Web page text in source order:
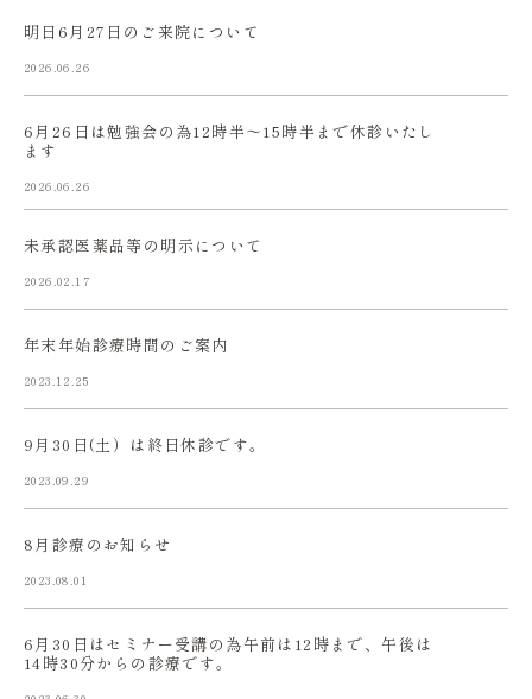
明日6月27日のご来院について
2026.06.26
6月26日は勉強会の為12時半〜15時半まで休診いたし
ます
2026.06.26
未承認医薬品等の明示について
2026.02.17
年末年始診療時間のご案内
2023.12.25
9月30日(土）は終日休診です。
2023.09.29
8月診療のお知らせ
2023.08.01
6月30日はセミナー受講の為午前は12時まで、午後は
14時30分からの診療です。